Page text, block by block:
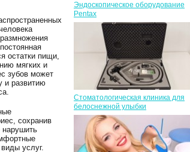
остатки пищи,
мягких и
зубов может
и развитию
сохранив
нарушить
услуг.
Эндоскопическое оборудование
Pentax
Стоматологическая клиника для
белоснежной улыбки